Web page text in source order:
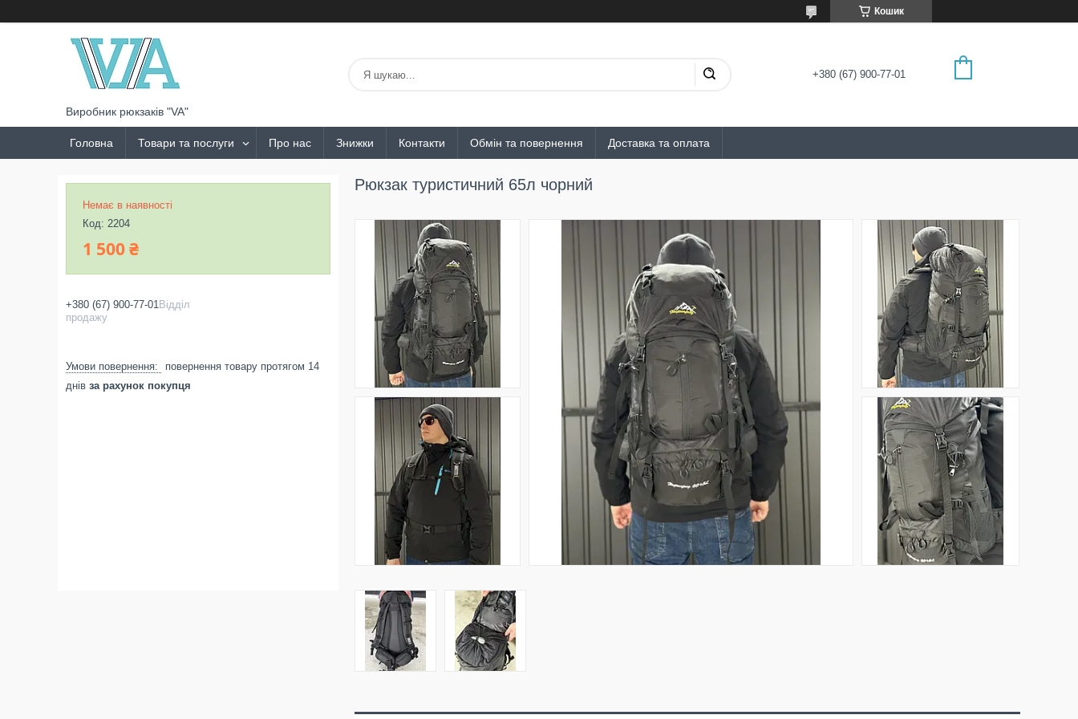
Кошик
Виробник рюкзаків "VA"
+380 (67) 900-77-01
Головна Товари та послуги Про нас Знижки Контакти Обмін та повернення Доставка та оплата
Рюкзак туристичний 65л чорний
Немає в наявності
Код: 2204
1 500 ₴
+380 (67) 900-77-01Відділ
продажу
повернення товару протягом 14
днів за рахунок покупця